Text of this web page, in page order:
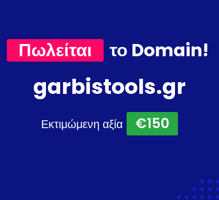
Πωλείται το Domain!
garbistools.gr
Εκτιμώμενη αξία €150